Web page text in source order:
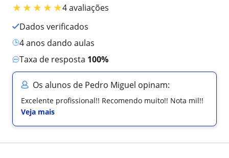
★★★★★4 avaliações
Dados verificados
4 anos dando aulas
Taxa de resposta 100%
Os alunos de Pedro Miguel opinam:
Excelente profissional!! Recomendo muito!! Nota mil!!
Veja mais